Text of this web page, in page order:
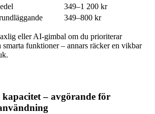
349–1 200 kr
349–800 kr
eller AI-gimbal om du prioriterar
funktioner – annars räcker en vikbar
– avgörande för